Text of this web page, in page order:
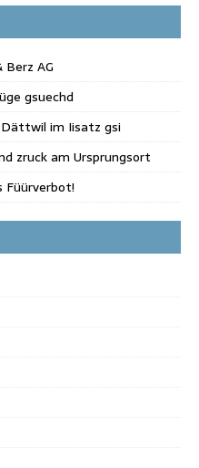
Berz AG
gsuechd
im Iisatz gsi
zruck am Ursprungsort